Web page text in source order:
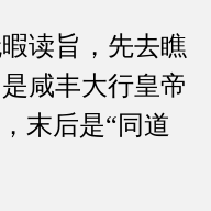
读旨，先去瞧
咸丰大行皇帝
末后是“同道